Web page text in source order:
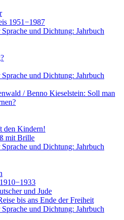
1951−1987
und Dichtung: Jahrbuch
und Dichtung: Jahrbuch
/ Benno Kieselstein: Soll man
den Kindern!
mit Brille
und Dichtung: Jahrbuch
und Jude
bis ans Ende der Freiheit
und Dichtung: Jahrbuch